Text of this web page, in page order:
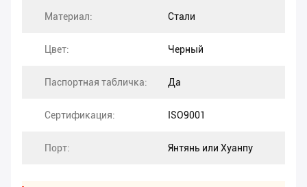
Материал: Стали
Цвет: Черный
Паспортная табличка: Да
Сертификация: ISO9001
Порт: Янтянь или Хуанпу